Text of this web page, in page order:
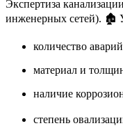
Экспертиза
инженерных сетей). 🏚️
количество
материал и
наличие
степень